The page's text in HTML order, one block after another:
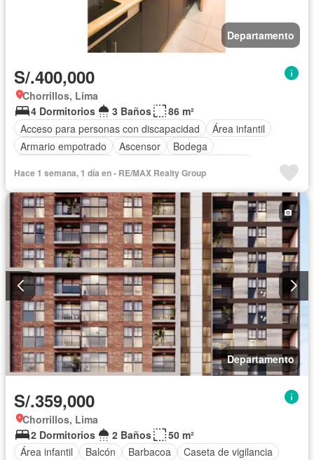
Departamento
S/.400,000
Chorrillos, Lima
4 Dormitorios
3 Baños
86 m²
Acceso para personas con discapacidad
Área infantil
Armario empotrado
Ascensor
Bodega
Gas natural
Sin amoblar
Hace 1 semana, 1 día en - RE/MAX Realty Group
Departamento
S/.359,000
Chorrillos, Lima
2 Dormitorios
2 Baños
50 m²
Área infantil
Balcón Barbacoa
Caseta de vigilancia